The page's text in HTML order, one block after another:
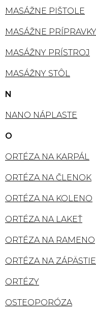
MASÁŽNE PIŠTOLE
MASÁŽNE PRÍPRAVKY
MASÁŽNY PRÍSTROJ
MASÁŽNY STÔL
N
NANO NÁPLASTE
O
ORTÉZA NA KARPÁL
ORTÉZA NA ČLENOK
ORTÉZA NA KOLENO
ORTÉZA NA LAKEŤ
ORTÉZA NA RAMENO
ORTÉZA NA ZÁPÄSTIE
ORTÉZY
OSTEOPORÓZA